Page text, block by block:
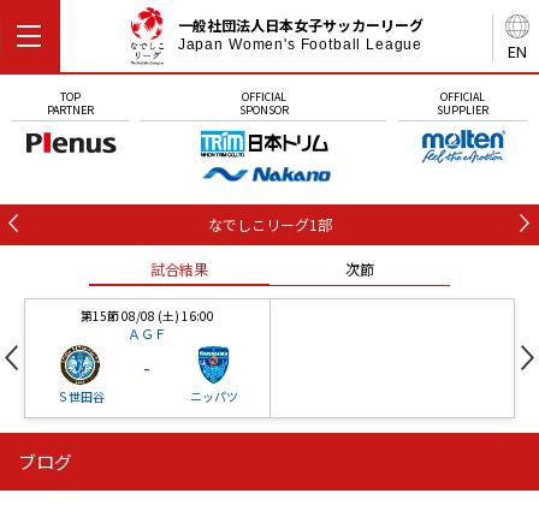
EN
一般社団法人日本女子サッカーリーグ
Japan Women's Football League
TOP
PARTNER
OFFICIAL
SPONSOR
OFFICIAL
SUPPLIER
なでしこリーグ1部
試合結果 次節
第15節 08/08 (土) 16:00
ＡＧＦ
Ｓ世田谷
-
ニッパツ
ニッパツ 石人の星
ブログ